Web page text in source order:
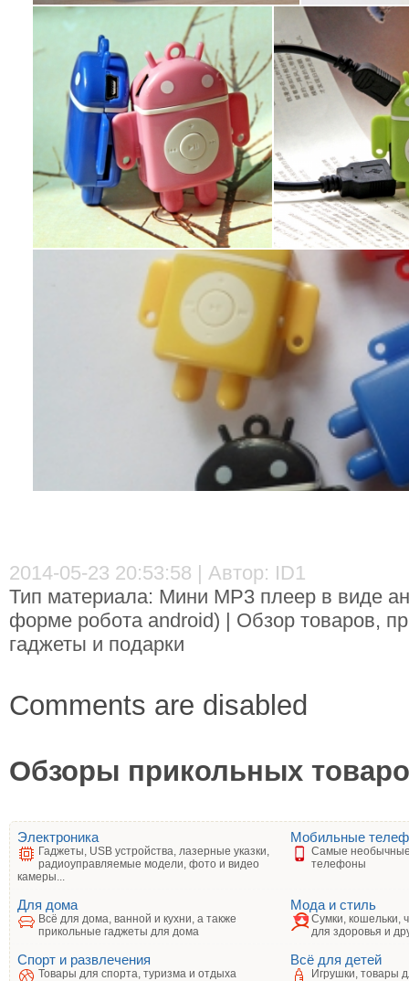
2014-05-23 20:53:58 | Автор: ID1
Тип материала: Мини MP3 плеер в виде
форме робота android) | Обзор товаров,
гаджеты и подарки
Comments are disabled
Обзоры прикольных
Электроника
Гаджеты, USB устройства, лазерные указки,
радиоуправляемые модели, фото и видео
камеры...
Мобильные
Самые
телефоны
Для дома
Всё для дома, ванной и кухни, а также
прикольные гаджеты для дома
Мода и стиль
Сумки, кошельки,
для здоровья и
Спорт и развлечения
Товары для спорта, туризма и отдыха
Всё для детей
Игрушки, товары